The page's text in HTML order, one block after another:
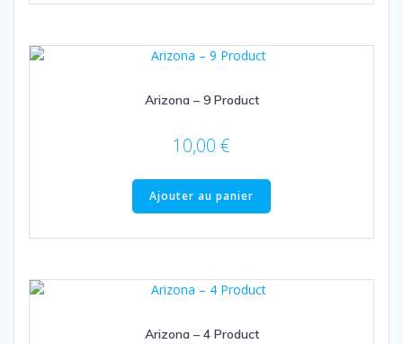
Arizona – 9 Product
10,00 €
Ajouter au panier
Arizona – 4 Product